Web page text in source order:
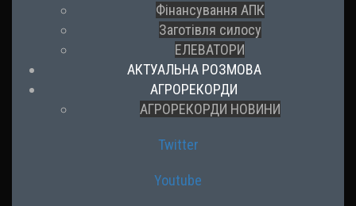
Фінансування АПК
Заготівля силосу
ЕЛЕВАТОРИ
АКТУАЛЬНА РОЗМОВА
АГРОРЕКОРДИ
АГРОРЕКОРДИ НОВИНИ
Twitter
Youtube